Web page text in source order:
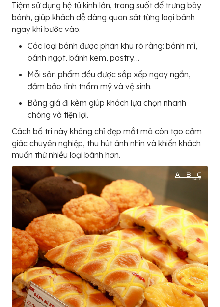
Tiệm sử dụng hệ tủ kính lớn, trong suốt để trưng bày
bánh, giúp khách dễ dàng quan sát từng loại bánh
ngay khi bước vào.
Các loại bánh được phân khu rõ ràng: bánh mì,
bánh ngọt, bánh kem, pastry…
Mỗi sản phẩm đều được sắp xếp ngay ngắn,
đảm bảo tính thẩm mỹ và vệ sinh.
Bảng giá đi kèm giúp khách lựa chọn nhanh
chóng và tiện lợi.
Cách bố trí này không chỉ đẹp mắt mà còn tạo cảm
giác chuyên nghiệp, thu hút ánh nhìn và khiến khách
muốn thử nhiều loại bánh hơn.